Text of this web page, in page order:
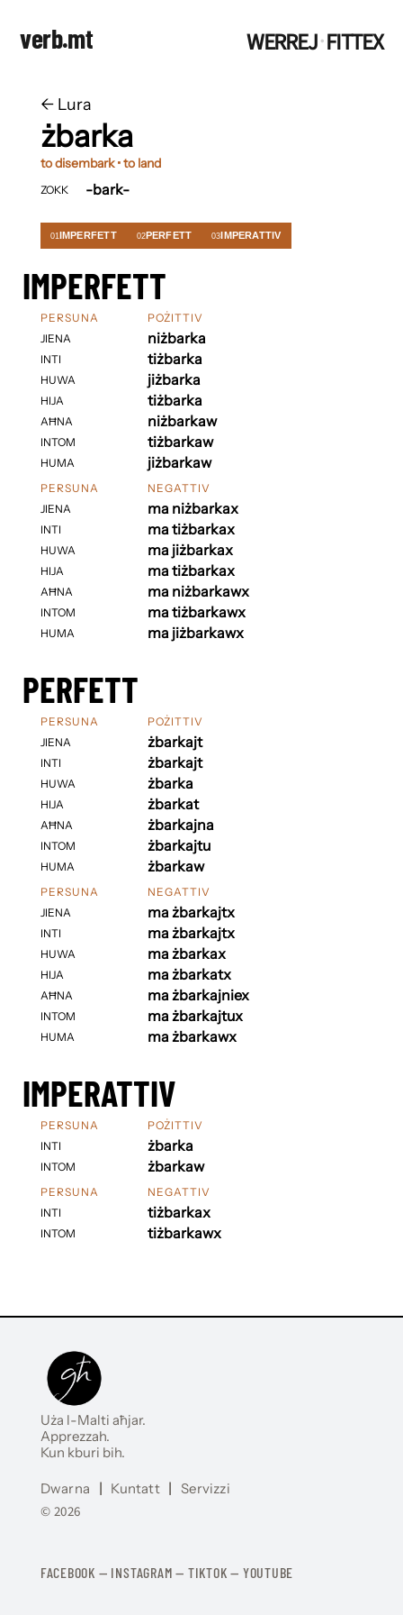
verb.mt WERREJ·FITTEX
← ​​Lura
żbarka
to disembark • to land
ZOKK -bark-
01IMPERFETT 02PERFETT 03IMPERATTIV
IMPERFETT
PERSUNA
JIENA
INTI
HUWA
HIJA
AĦNA
INTOM
HUMA
POŻITTIV
niżbarka
tiżbarka
jiżbarka
tiżbarka
niżbarkaw
tiżbarkaw
jiżbarkaw
PERSUNA
JIENA
INTI
HUWA
HIJA
AĦNA
INTOM
HUMA
NEGATTIV
ma niżbarkax
ma tiżbarkax
ma jiżbarkax
ma tiżbarkax
ma niżbarkawx
ma tiżbarkawx
ma jiżbarkawx
PERFETT
PERSUNA
JIENA
INTI
HUWA
HIJA
AĦNA
INTOM
HUMA
POŻITTIV
żbarkajt
żbarkajt
żbarka
żbarkat
żbarkajna
żbarkajtu
żbarkaw
PERSUNA
JIENA
INTI
HUWA
HIJA
AĦNA
INTOM
HUMA
NEGATTIV
ma żbarkajtx
ma żbarkajtx
ma żbarkax
ma żbarkatx
ma żbarkajniex
ma żbarkajtux
ma żbarkawx
IMPERATTIV
PERSUNA
INTI
INTOM
POŻITTIV
żbarka
żbarkaw
PERSUNA
INTI
INTOM
NEGATTIV
tiżbarkax
tiżbarkawx
Uża l-Malti aħjar.
Apprezzah.
Kun kburi bih.
Dwarna | Kuntatt | Servizzi
© 2026
FACEBOOK — INSTAGRAM — TIKTOK — YOUTUBE